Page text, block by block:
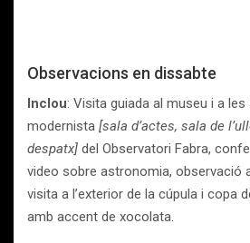
Observacions en dissabte
Inclou: Visita guiada al museu i a les
modernista [sala d’actes, sala de
despatx] del Observatori Fabra,
video sobre astronomia, observació
visita a l’exterior de la cúpula i copa
amb accent de xocolata.